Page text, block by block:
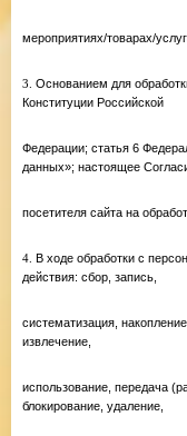
мероприятиях/товарах/
3. Основанием для
Конституции Российской
Федерации; статья 6
данных»; настоящее
посетителя сайта на
4. В ходе обработки с
действия: сбор, запись,
систематизация,
извлечение,
использование, передача
блокирование, удаление,